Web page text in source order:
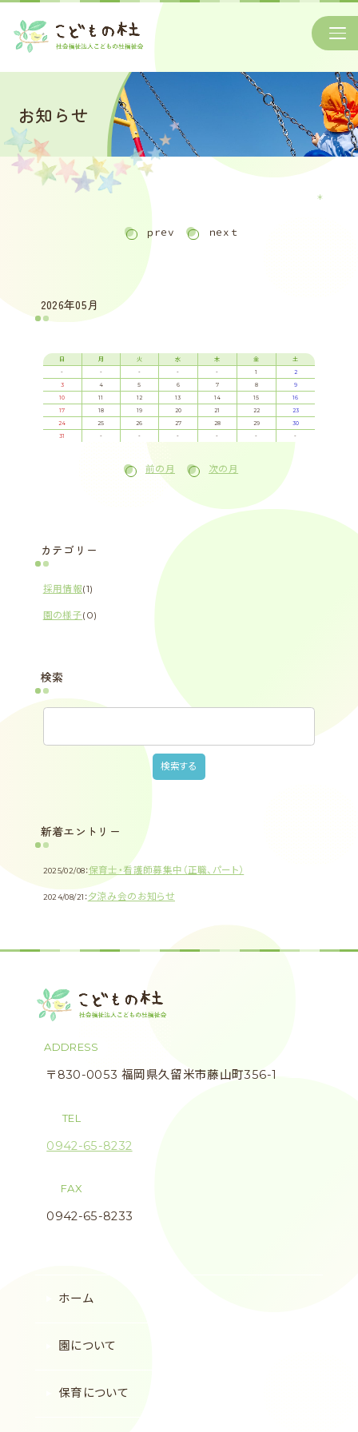
お知らせ
＊
ｐｒｅｖ ｎｅｘｔ
2026年05月
日 月 火 水 木 金
土
-
- - - - 1
2
3
4 5 6 7 8
9
10
11 12 13 14 15
16
17
18 19 20 21 22
23
24
25 26 27 28 29
30
31
- - - - - -
前の月 次の月
カテゴリー
採用情報(1)
園の様子(0)
検索
新着エントリー
2025/02/08：保育士・看護師募集中（正職、パート）
2024/08/21：夕涼み会のお知らせ
ADDRESS
〒830-0053 福岡県久留米市藤山町356-1
TEL
0942-65-8232
FAX
0942-65-8233
ホーム
園について
保育について